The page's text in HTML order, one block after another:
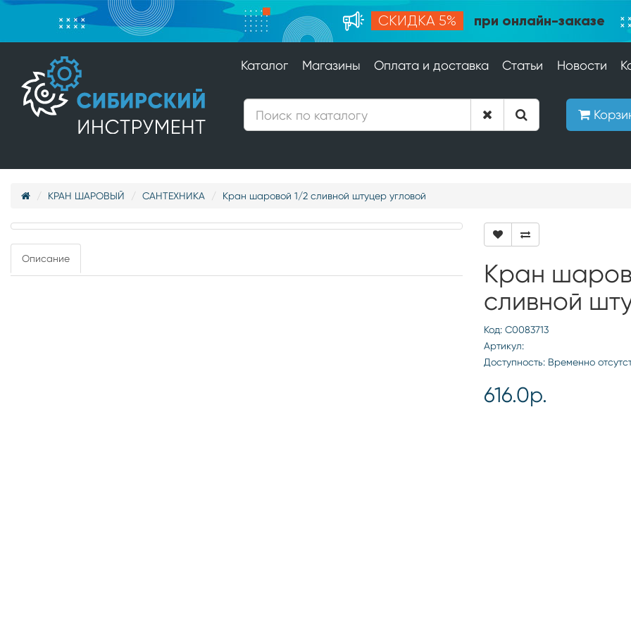
СКИДКА 5% при онлайн-заказе
Каталог Магазины Оплата и доставка Статьи Новости
КРАН ШАРОВЫЙ САНТЕХНИКА Кран шаровой 1/2 сливной штуцер угловой
Описание
Кран
сливной
Код: С0083713
Артикул:
Доступность: Временно
616.0р.